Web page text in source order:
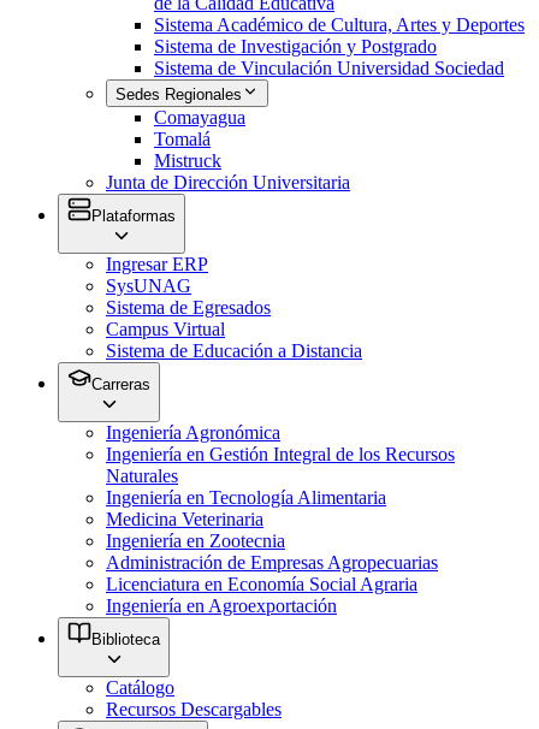
Sistema Académico de Cultura, Artes y Deportes
Sistema de Investigación y Postgrado
Sistema de Vinculación Universidad Sociedad
Sedes Regionales
Comayagua
Tomalá
Mistruck
Junta de Dirección Universitaria
Plataformas
Ingresar ERP
SysUNAG
Sistema de Egresados
Campus Virtual
Sistema de Educación a Distancia
Carreras
Ingeniería Agronómica
Ingeniería en Gestión Integral de los Recursos
Naturales
Ingeniería en Tecnología Alimentaria
Medicina Veterinaria
Ingeniería en Zootecnia
Administración de Empresas Agropecuarias
Licenciatura en Economía Social Agraria
Ingeniería en Agroexportación
Biblioteca
Catálogo
Recursos Descargables